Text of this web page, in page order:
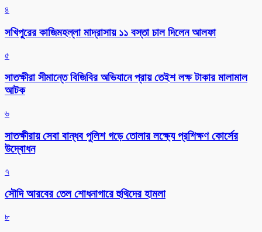
৪
সখিপুরের কাজিমহল্লা মাদ্রাসায় ১১ বস্তা চাল দিলেন আলফা
৫
সাতক্ষীরা সীমান্তে বিজিবির অভিযানে প্রায় তেইশ লক্ষ টাকার মালামাল
আটক
৬
সাতক্ষীরায় সেবা বান্ধব পুলিশ গড়ে তোলার লক্ষ্যে প্রশিক্ষণ কোর্সের
উদ্বোধন
৭
সৌদি আরবের তেল শোধনাগারে হুথিদের হামলা
৮